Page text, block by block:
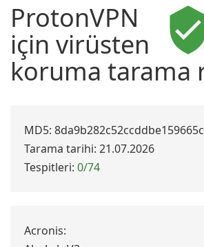
ProtonVPN
için virüsten
koruma tarama
MD5:
Tarama tarihi: 21.07.2026
Tespitleri: 0/74
Acronis: